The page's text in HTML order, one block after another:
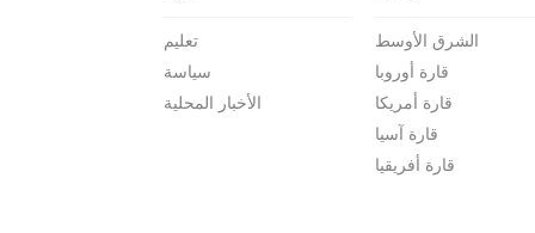
أضنةتعليم
سياسة
الأخبار المحلية
الشرق الأوسط
قارة أوروبا
قارة أمريكا
قارة آسيا
قارة أفريقيا